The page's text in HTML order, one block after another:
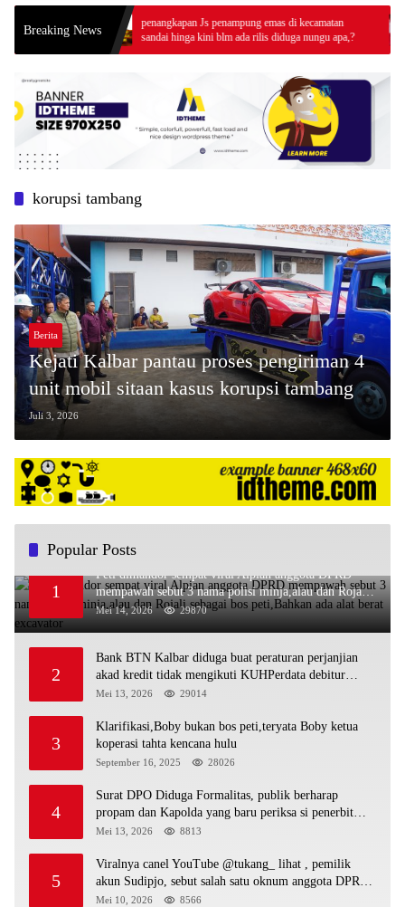
Breaking News
penangkapan Js penampung emas di kecamatan
sandai hinga kini blm ada rilis diduga nungu apa,?
korupsi tambang
Berita
Kejati Kalbar pantau proses pengiriman 4
unit mobil sitaan kasus korupsi tambang
Juli 3, 2026
Popular Posts
1
Peti dimandor sempat viral Alpian anggota DPRD
mempawah sebut 3 nama polisi minja,alau dan Rojali
sebagai bos peti,Bahkan ada alat berat excavator
Mei 14, 2026 29870
2
Bank BTN Kalbar diduga buat peraturan perjanjian
akad kredit tidak mengikuti KUHPerdata debitur
awam di bentur dengan aturan diduga tanpa dasar
Mei 13, 2026 29014
3
Klarifikasi,Boby bukan bos peti,teryata Boby ketua
koperasi tahta kencana hulu
September 16, 2025 28026
4
Surat DPO Diduga Formalitas, publik berharap
propam dan Kapolda yang baru periksa si penerbit
surat serta Aph diduga lepaskan DPO
Mei 13, 2026 8813
5
Viralnya canel YouTube @tukang_ lihat , pemilik
akun Sudipjo, sebut salah satu oknum anggota DPRD
mempawah terlibat sebagai cukong peti Kapolda yang
Mei 10, 2026 8566